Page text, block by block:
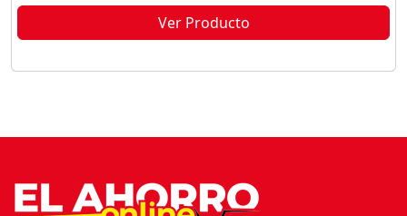
Ver Producto